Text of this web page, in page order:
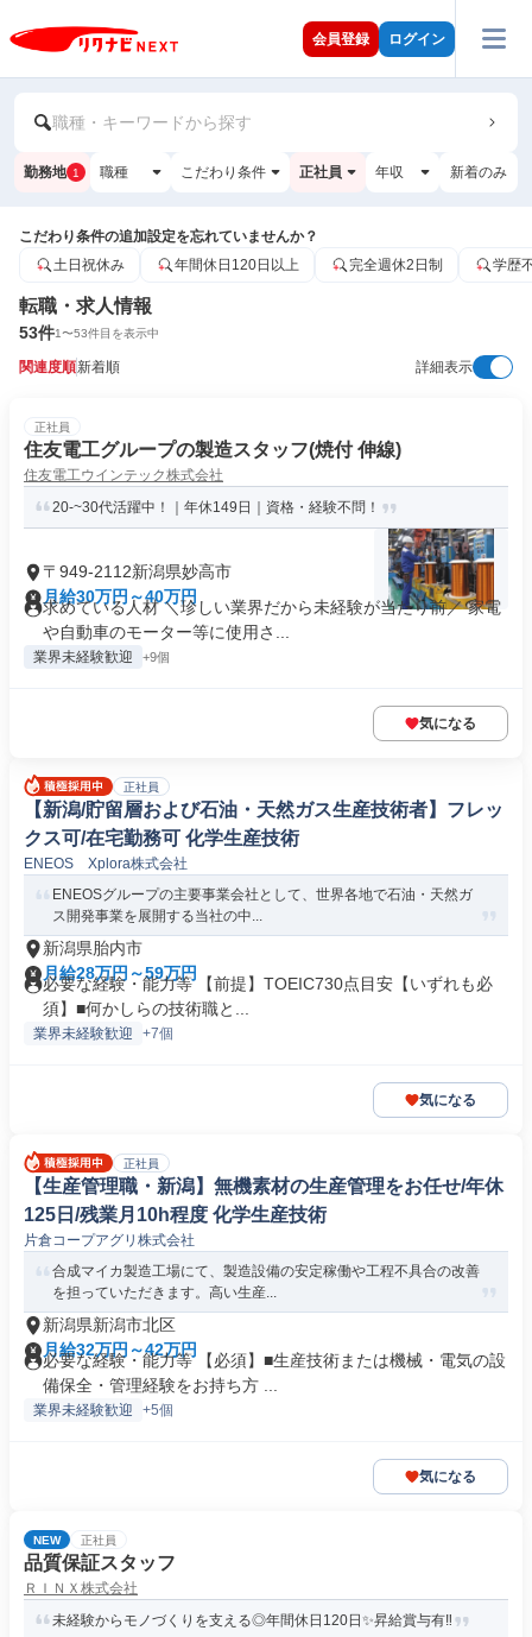
会員登録 ログイン
職種・キーワードから探す
勤務地 1 職種 こだわり条件 正社員 年収 新着のみ
こだわり条件の追加設定を忘れていませんか？
土日祝休み
年間休日120日以上 完全週休2日制 学歴
転職・求人情報
53件1〜53件目を表示中
関連度順新着順 詳細表示
正社員
住友電工グループの製造スタッフ(焼付 伸線)
住友電工ウインテック株式会社
20-~30代活躍中！｜年休149日｜資格・経験不問！
〒949-2112新潟県妙高市
月給30万円～40万円
求めている人材 ＼珍しい業界だから未経験が当たり前／ 家電
や自動車のモーター等に使用さ...
業界未経験歓迎 +9個
気になる
正社員
【新潟/貯留層および石油・天然ガス生産技術者】フレッ
クス可/在宅勤務可 化学生産技術
ENEOS Xplora株式会社
ENEOSグループの主要事業会社として、世界各地で石油・天然ガ
ス開発事業を展開する当社の中...
新潟県胎内市
月給28万円～59万円
必要な経験・能力等 【前提】TOEIC730点目安【いずれも必
須】■何かしらの技術職と...
業界未経験歓迎 +7個
気になる
正社員
【生産管理職・新潟】無機素材の生産管理をお任せ/年休
125日/残業月10h程度 化学生産技術
片倉コープアグリ株式会社
合成マイカ製造工場にて、製造設備の安定稼働や工程不具合の改善
を担っていただきます。高い生産...
新潟県新潟市北区
月給32万円～42万円
必要な経験・能力等 【必須】■生産技術または機械・電気の設
備保全・管理経験をお持ち方 ...
業界未経験歓迎 +5個
気になる
NEW 正社員
品質保証スタッフ
ＲＩＮＸ株式会社
未経験からモノづくりを支える◎年間休日120日✨昇給賞与有‼